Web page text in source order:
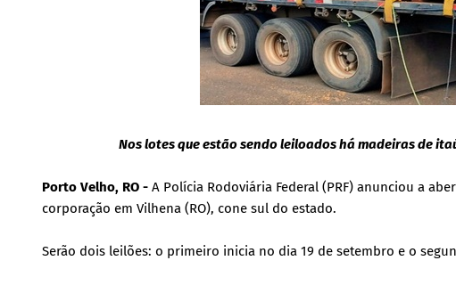
Nos lotes que estão sendo leiloados há madeiras de
Porto Velho, RO - A Polícia Rodoviária Federal (PRF) anunciou a
corporação em Vilhena (RO), cone sul do estado.
Serão dois leilões: o primeiro inicia no dia 19 de setembro e o